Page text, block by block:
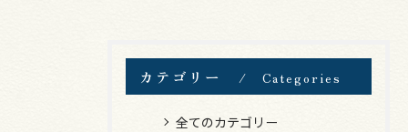
カテゴリー Categories
全てのカテゴリー